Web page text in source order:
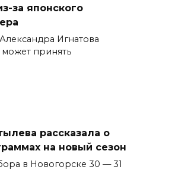
за японского
Игнатова
может принять
рассказала о
на новый сезон
в Новогорске 30 — 31